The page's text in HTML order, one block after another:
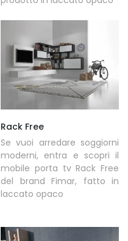
Rack Free
Se vuoi arredare soggiorni
moderni, entra e scopri il
mobile porta tv Rack Free
del brand Fimar, fatto in
laccato opaco